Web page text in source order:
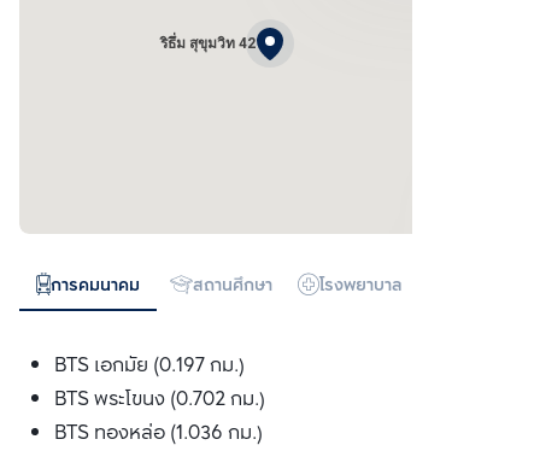
ริธึ่ม สุขุมวิท 42
การคมนาคม สถานศึกษา โรงพยาบาล
BTS เอกมัย (0.197 กม.)
BTS พระโขนง (0.702 กม.)
BTS ทองหล่อ (1.036 กม.)